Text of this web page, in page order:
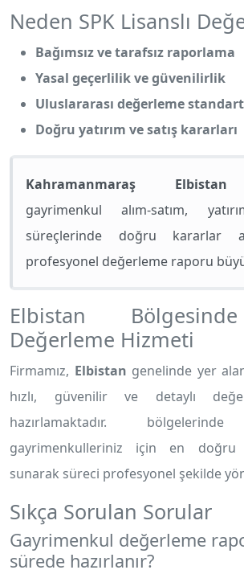
Neden SPK Lisanslı
Bağımsız ve tarafsız raporlama
Yasal geçerlilik ve güvenilirlik
Uluslararası değerleme
Doğru yatırım ve satış kararları
Kahramanmaraş Elbistan
gayrimenkul alım-satım,
süreçlerinde doğru kararlar
profesyonel değerleme raporu
Elbistan
Değerleme Hizmeti
Firmamız, Elbistan genelinde yer
hızlı, güvenilir ve detaylı
hazırlamaktadır.
gayrimenkulleriniz için en doğru
sunarak süreci profesyonel şekilde
Sıkça Sorulan Sorular
Gayrimenkul değerleme
sürede hazırlanır?